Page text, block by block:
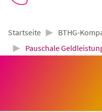
Startseite ► BTHG-
► Pauschale